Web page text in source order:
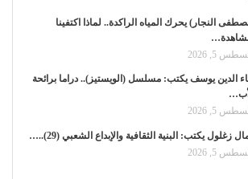
النجار) يحرك المياه الراكدة.. لماذا اكتفينا
5, 2026
الدين يوسف يكتب: مسلسل (الويستيز).. دراما برائحة
5, 2026
زغلول يكتب: البنية الثقافية والإبداع الشعبي (29)..…
5, 2026